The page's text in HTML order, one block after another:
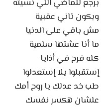
برجع للماضي اللي نسيته
وبكون تاني عقبية
مش باقي على الدنيا
ما أنا عشتها سلمية
كله فرح في أذايا
إستقبلوا يلا إستعدلوا
طب خد عدلك يا روح أمك
علشان هكسر نفسك